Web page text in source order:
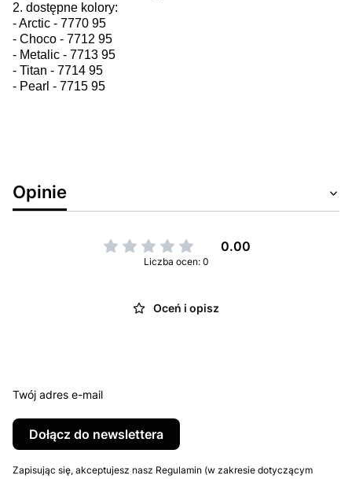
2. dostępne kolory:
- Arctic - 7770 95
- Choco - 7712 95
- Metalic - 7713 95
- Titan - 7714 95
- Pearl - 7715 95
Opinie
0.00
Liczba ocen: 0
Oceń i opisz
Twój adres e-mail
Dołącz do newslettera
Zapisując się, akceptujesz nasz Regulamin (w zakresie dotyczącym